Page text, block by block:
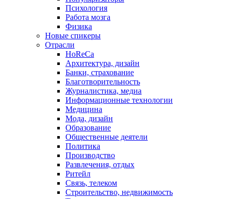
Психология
Работа мозга
Физика
Новые спикеры
Отрасли
HoReCa
Архитектура, дизайн
Банки, страхование
Благотворительность
Журналистика, медиа
Информационные технологии
Медицина
Мода, дизайн
Образование
Общественные деятели
Политика
Производство
Развлечения, отдых
Ритейл
Связь, телеком
Строительство, недвижимость